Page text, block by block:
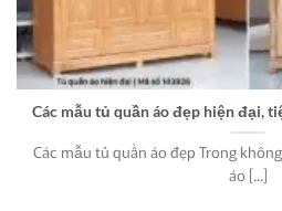
Các mẫu tủ quần áo đẹp hiện đại,
Các mẫu tủ quần áo đẹp Trong
áo [...]